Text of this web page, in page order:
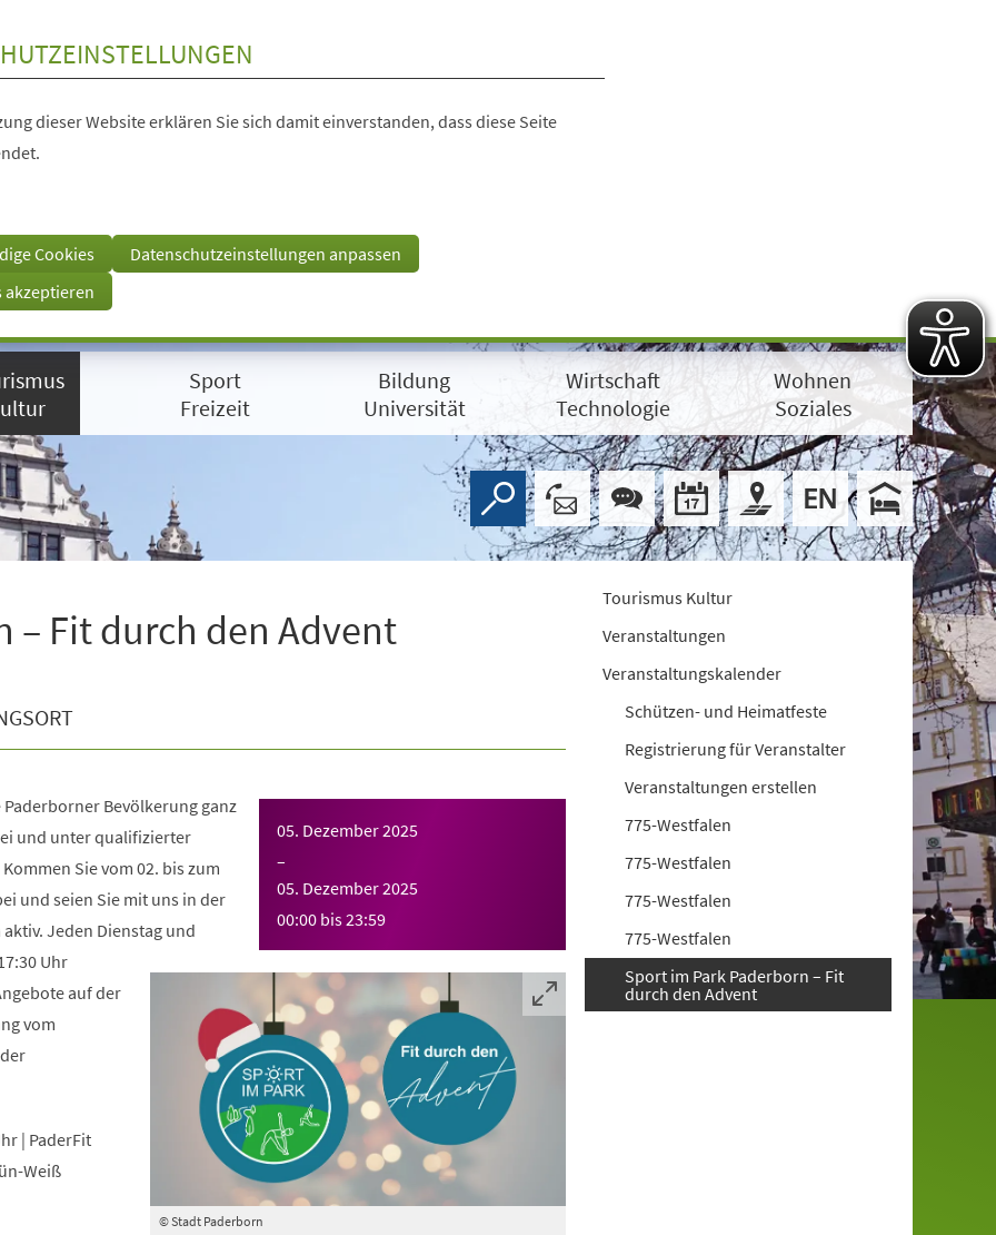
dieser Website erklären Sie sich damit einverstanden, dass diese Seite
Cookies
Datenschutzeinstellungen anpassen
akzeptieren
Sport
Freizeit
Bildung
Universität
Wirtschaft
Technologie
Wohnen
Soziales
– Fit durch den Advent
05. Dezember 2025
–
05. Dezember 2025
00:00 bis23:59
© Stadt Paderborn
Bevölkerung ganz
und unter qualifizierter
Sie vom 02. bis zum
und seien Sie mit uns in der
Jeden Dienstag und
Uhr
auf der
vom
| PaderFit
Weiß
Tourismus Kultur
Veranstaltungen
Veranstaltungskalender
Schützen- und Heimatfeste
Registrierung für Veranstalter
Veranstaltungen erstellen
775-Westfalen
775-Westfalen
775-Westfalen
775-Westfalen
Sport im Park Paderborn – Fit
durch den Advent